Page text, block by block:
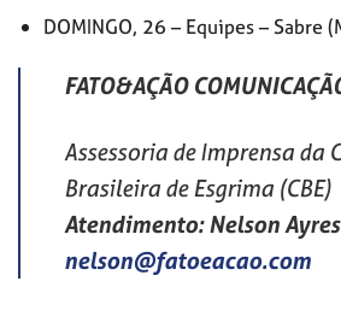
DOMINGO, 26 – Equipes – Sabre
FATO&AÇÃO
Assessoria de Imprensa da
Brasileira de Esgrima (CBE)
Atendimento: Nelson Ayres
nelson@fatoeacao.com